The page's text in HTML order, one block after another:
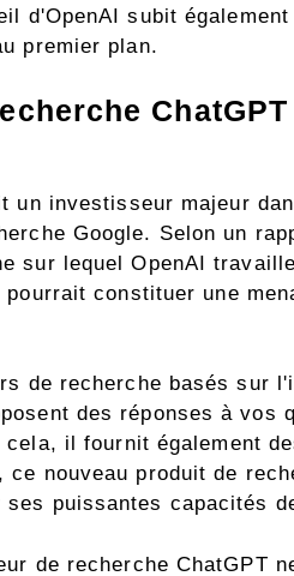
d'OpenAI subit
premier plan.
un investisseur majeur
Google. Selon un
sur lequel OpenAI
constituer une
de recherche basés sur
des réponses à vos
cela, il fournit également
ce nouveau produit de
ses puissantes capacités
de recherche ChatGPT